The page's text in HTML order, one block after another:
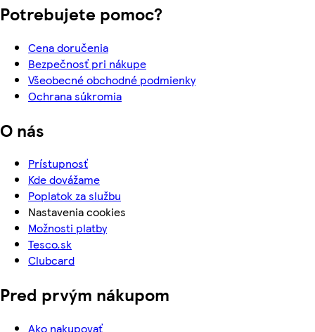
Potrebujete pomoc?
Cena doručenia
Bezpečnosť pri nákupe
Všeobecné obchodné podmienky
Ochrana súkromia
O nás
Prístupnosť
Kde dovážame
Poplatok za službu
Nastavenia cookies
Možnosti platby
Tesco.sk
Clubcard
Pred prvým nákupom
Ako nakupovať